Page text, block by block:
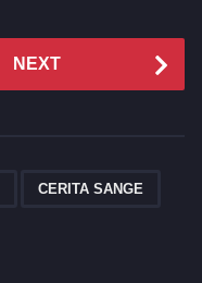
NEXT
CERITA SANGE